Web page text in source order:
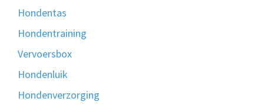
Hondentas
Hondentraining
Vervoersbox
Hondenluik
Hondenverzorging